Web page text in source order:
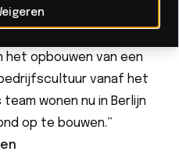
hij wilde veroveren.
het opbouwen van een
vanaf het
wonen nu in Berlijn
op te bouwen.”